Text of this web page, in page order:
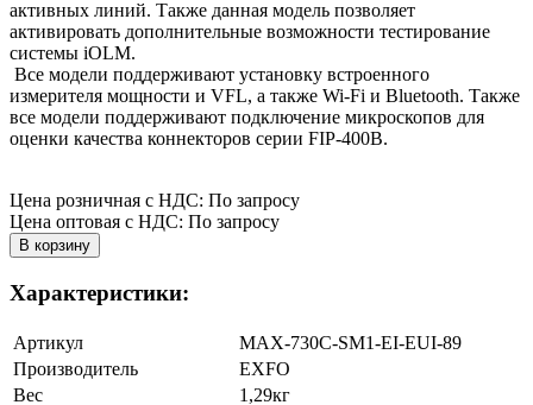
активных линий. Также данная модель позволяет
активировать дополнительные возможности тестирование
системы iOLM.
Все модели поддерживают установку встроенного
измерителя мощности и VFL, а также Wi-Fi и Bluetooth. Также
все модели поддерживают подключение микроскопов для
оценки качества коннекторов серии FIP-400B.
Цена розничная с НДС: По запросу
Цена оптовая с НДС: По запросу
Характеристики:
Артикул
MAX-730C-SM1-EI-EUI-89
Производитель
EXFO
Вес
1,29кг